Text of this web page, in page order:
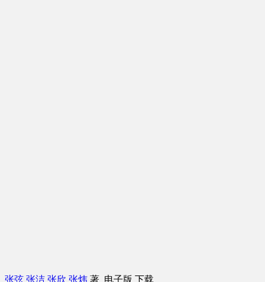
张弦 张洁 张欣 张炜 著 电子版 下载